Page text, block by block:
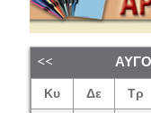
Κυ Δε Τρ